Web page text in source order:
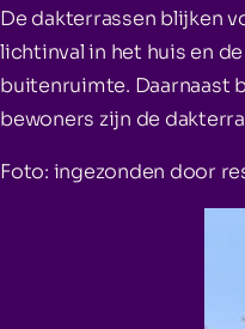
De dakterrassen blijken
lichtinval in het huis en
buitenruimte. Daarnaast
bewoners zijn de
Foto: ingezonden door